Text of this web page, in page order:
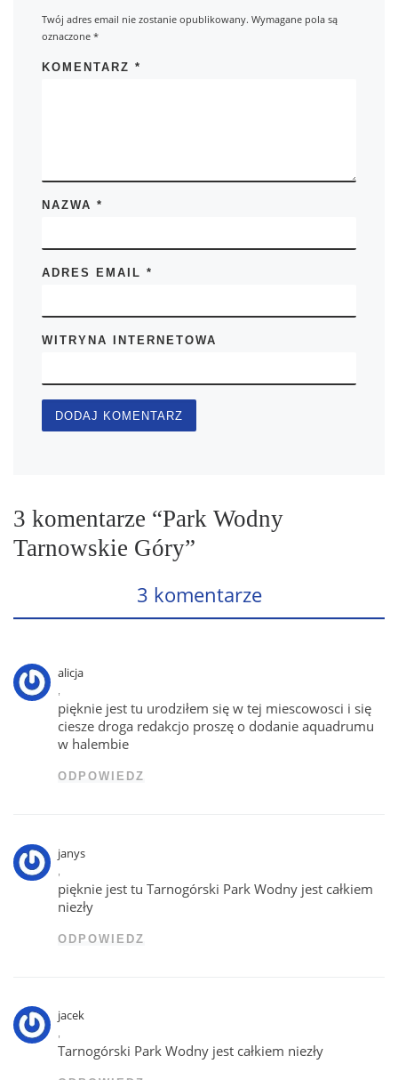
Twój adres email nie zostanie opublikowany. Wymagane pola są
oznaczone*
KOMENTARZ*
NAZWA*
ADRES EMAIL*
WITRYNA INTERNETOWA
3 komentarze “Park Wodny
Tarnowskie Góry”
3 komentarze
alicja
pięknie jest tu urodziłem się w tej miescowosci i się
ciesze droga redakcjo proszę o dodanie aquadrumu
w halembie
ODPOWIEDZ
janys
pięknie jest tu Tarnogórski Park Wodny jest całkiem
niezły
ODPOWIEDZ
jacek
Tarnogórski Park Wodny jest całkiem niezły